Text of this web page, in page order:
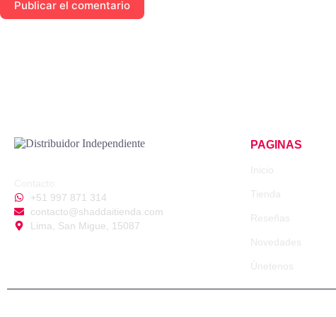
Publicar el comentario
+51 997 871 314
contacto@shaddaitienda.com
Lima, San Migue, 15087
PAGINAS
Inicio
Tienda
Reseñas
Novedades
Únetenos